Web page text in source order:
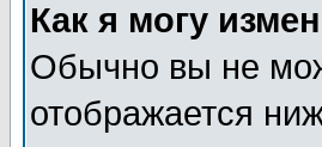
Как я могу
Обычно вы не
отображается